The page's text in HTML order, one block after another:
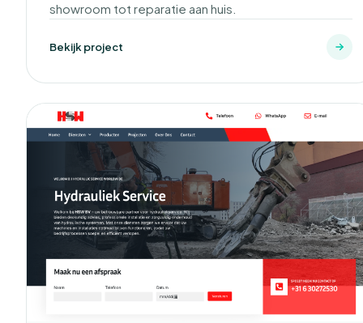
showroom tot reparatie aan huis.
Bekijk project